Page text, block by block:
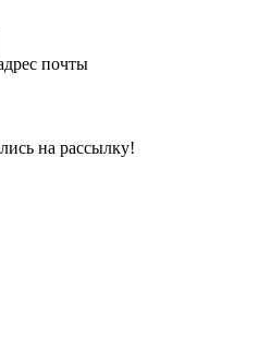
почты
на рассылку!